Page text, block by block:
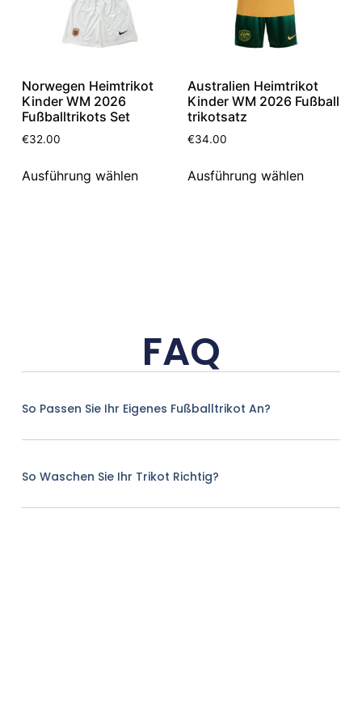
Norwegen Heimtrikot
Kinder WM 2026
Fußballtrikots Set
€32.00
Ausführung wählen
Australien Heimtrikot
Kinder WM 2026 Fußball
trikotsatz
€34.00
Ausführung wählen
FAQ
So Passen Sie Ihr Eigenes Fußballtrikot An?
So Waschen Sie Ihr Trikot Richtig?